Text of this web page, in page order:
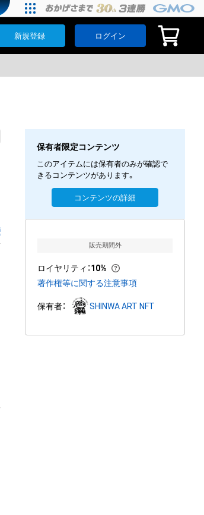
新規登録 ログイン
保有者限定コンテンツ
このアイテムには保有者のみが確認で
きるコンテンツがあります。
コンテンツの詳細
販売期間外
ロイヤリティ ：10%
著作権等に関する注意事項
保有者： SHINWA ART NFT